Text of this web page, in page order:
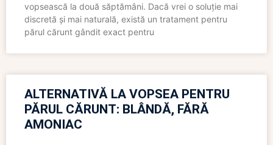
vopsească la două săptămâni. Dacă vrei o soluție mai
discretă și mai naturală, există un tratament pentru
părul cărunt gândit exact pentru
ALTERNATIVĂ LA VOPSEA PENTRU
PĂRUL CĂRUNT: BLÂNDĂ, FĂRĂ
AMONIAC